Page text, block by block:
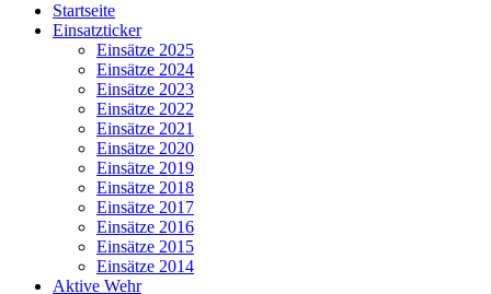
Startseite
Einsatzticker
Einsätze 2025
Einsätze 2024
Einsätze 2023
Einsätze 2022
Einsätze 2021
Einsätze 2020
Einsätze 2019
Einsätze 2018
Einsätze 2017
Einsätze 2016
Einsätze 2015
Einsätze 2014
Aktive Wehr